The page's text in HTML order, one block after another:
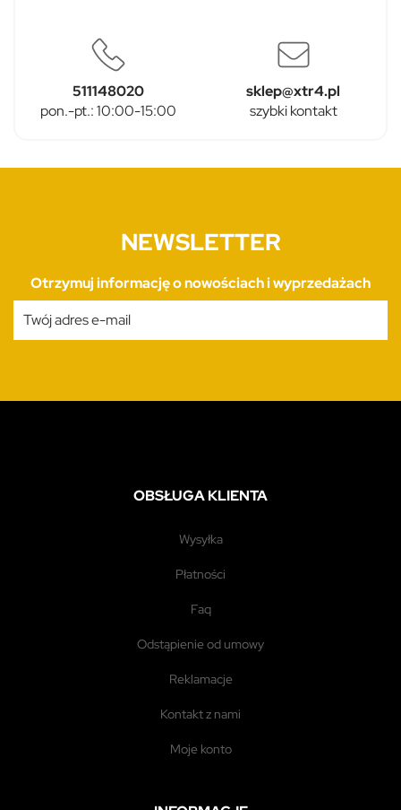
511148020
pon.-pt.: 10:00-15:00
sklep@xtr4.pl
szybki kontakt
NEWSLETTER
Otrzymuj informację o nowościach i wyprzedażach
OBSŁUGA KLIENTA
wysyłka
płatności
faq
odstąpienie od umowy
reklamacje
kontakt z nami
moje konto